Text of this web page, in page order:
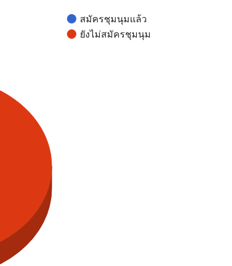
สมัครชุมนุมแล้ว
ยังไม่สมัครชุมนุม